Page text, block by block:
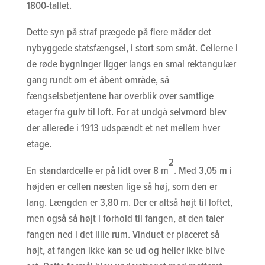
1800-tallet.
Dette syn på straf prægede på flere måder det
nybyggede statsfængsel, i stort som småt. Cellerne i
de røde bygninger ligger langs en smal rektangulær
gang rundt om et åbent område, så
fængselsbetjentene har overblik over samtlige
etager fra gulv til loft. For at undgå selvmord blev
der allerede i 1913 udspændt et net mellem hver
etage.
En standardcelle er på lidt over 8 m
2
. Med 3,05 m i
højden er cellen næsten lige så høj, som den er
lang. Længden er 3,80 m. Der er altså højt til loftet,
men også så højt i forhold til fangen, at den taler
fangen ned i det lille rum. Vinduet er placeret så
højt, at fangen ikke kan se ud og heller ikke blive